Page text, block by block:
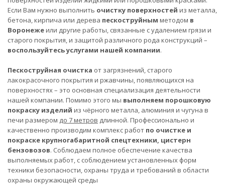
Если Вам нужно выполнить очистку поверхностей из металла,
бетона, кирпича или дерева пескоструйным методом в
Воронежеили другие работы, связанные с удалением грязи и
старого покрытия, и защитой различного рода конструкций –
воспользуйтесь услугами нашей компании.
Пескоструйная очистка от загрязнений, старого
лакокрасочного покрытия и ржавчины, появляющихся на
поверхностях – это основная специализация деятельности
нашей компании. Помимо этого мы выполняем порошковую
покраску изделий из чёрного металла, алюминия и чугуна в
печи размером до 7 метров длинной. Профессионально и
качественно производим комплекс работ по очистке и
покраске крупногабаритной спецтехники, цистерн
бензовозов. Соблюдаем полное обеспечение качества
выполняемых работ, с соблюдением установленных форм
техники безопасности, охраны труда и требований в области
охраны окружающей среды